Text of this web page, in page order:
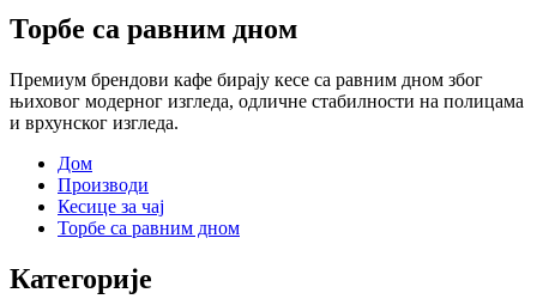
Торбе са равним дном
Премиум брендови кафе бирају кесе са равним дном због
њиховог модерног изгледа, одличне стабилности на полицама
и врхунског изгледа.
Дом
Производи
Кесице за чај
Торбе са равним дном
Категорије